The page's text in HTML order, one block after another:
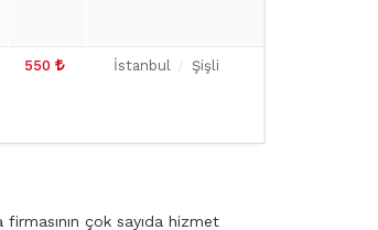
550 İstanbul Şişli
çok sayıda hizmet